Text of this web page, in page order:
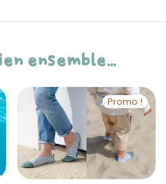
ensemble…
Promo !